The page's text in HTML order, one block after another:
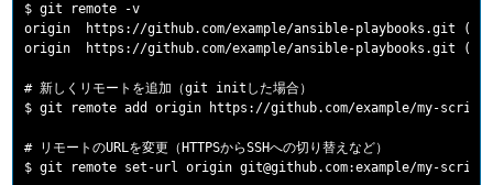
$ git remote -v
origin  https://github.com/example/ansible-playbooks.git
origin  https://github.com/example/ansible-playbooks.git
# 新しくリモートを追加（git initした場合）
$ git remote add origin https://github.com/example/my-
# リモートのURLを変更（HTTPSからSSHへの切り替えなど）